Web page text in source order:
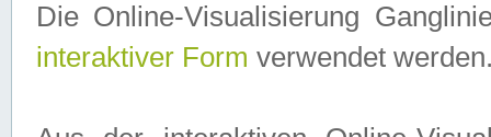
Die Online-Visualisierung
interaktiver Form verwendet